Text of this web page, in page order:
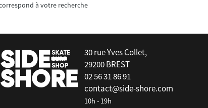
à votre recherche
30 rue Yves Collet,
29200 BREST
02 56 31 86 91
contact@side-shore.com
10h - 19h